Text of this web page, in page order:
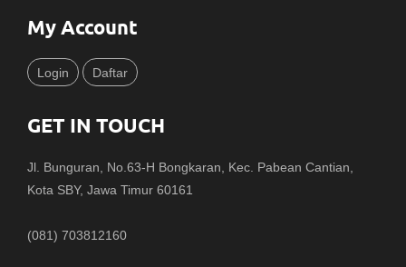
My Account
Login Daftar
GET IN TOUCH
Jl. Bunguran, No.63-H Bongkaran, Kec. Pabean Cantian,
Kota SBY, Jawa Timur 60161
(081) 703812160